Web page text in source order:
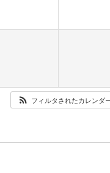
フィルタされたカレンダ